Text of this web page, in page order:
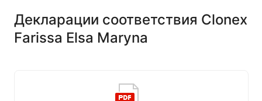
Декларации соответствия Clonex
Farissa Elsa Maryna